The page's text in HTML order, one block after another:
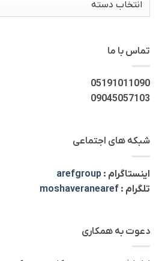
تماس با ما
05191011090
09045057103
شبکه های اجتماعی
اینستاگرام : arefgroup
تلگرام : moshaveranearef
دعوت به همکاری